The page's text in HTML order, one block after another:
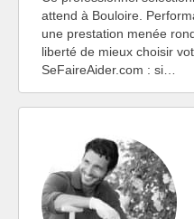
attend à Bouloire.
une prestation menée
liberté de mieux choisir
SeFaireAider.com : si…